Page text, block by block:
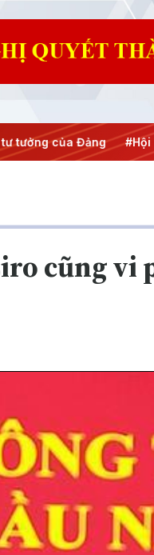
Đảng #Hội nghị Trung
cũng vi